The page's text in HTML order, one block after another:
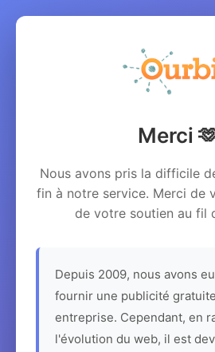
Merci
Nous avons pris la difficile
fin à notre service. Merci de
de votre soutien au fil
Depuis 2009, nous avons
fournir une publicité
entreprise. Cependant, en
l'évolution du web, il est